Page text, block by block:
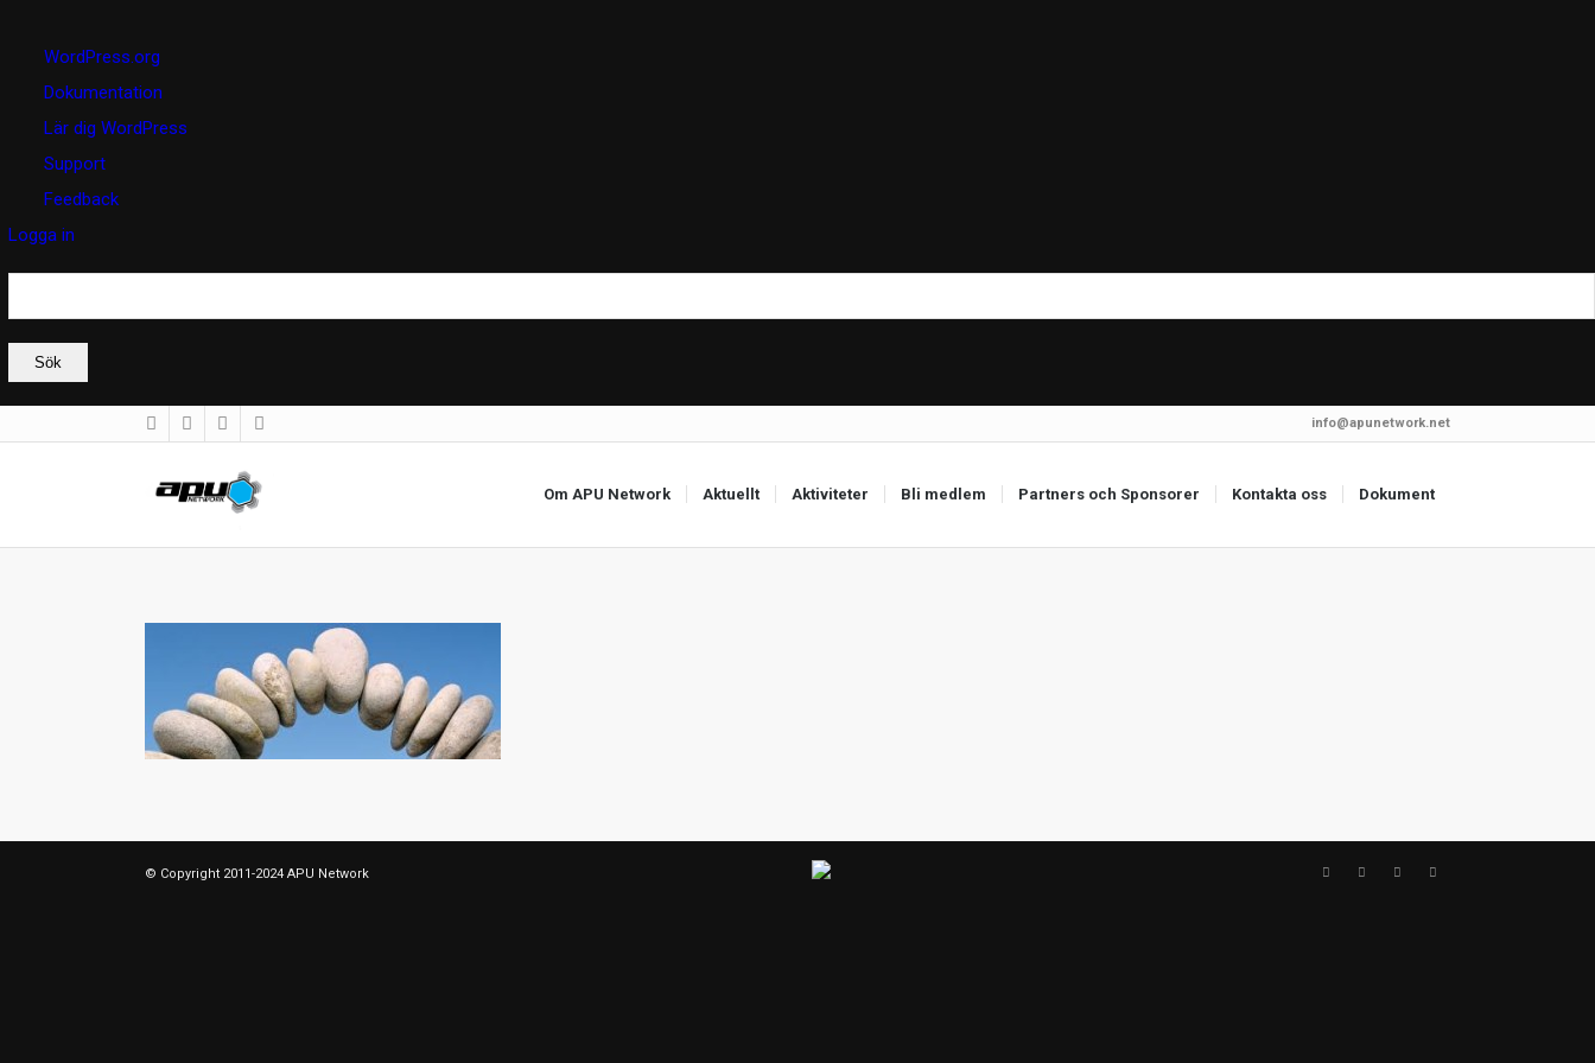
WordPress
WordPress.org
Dokumentation
Lär dig WordPress
Support
Feedback
Logga in
Sök
info@apunetwork.net
Om APU Network Aktuellt Aktiviteter Bli medlem Partners och Sponsorer Kontakta oss Dokument
© Copyright 2011-2024 APU Network